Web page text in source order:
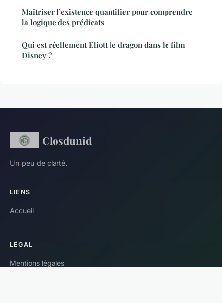
Maîtriser l’existence quantifier pour comprendre
la logique des prédicats
Qui est réellement Eliott le dragon dans le film
Disney ?
Closdunid
Un peu de clarté.
LIENS
Accueil
LÉGAL
Mentions légales